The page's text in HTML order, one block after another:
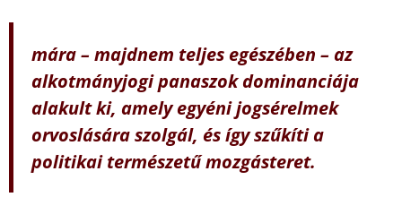
mára – majdnem teljes egészében – az
alkotmányjogi panaszok dominanciája
alakult ki, amely egyéni jogsérelmek
orvoslására szolgál, és így szűkíti a
politikai természetű mozgásteret.